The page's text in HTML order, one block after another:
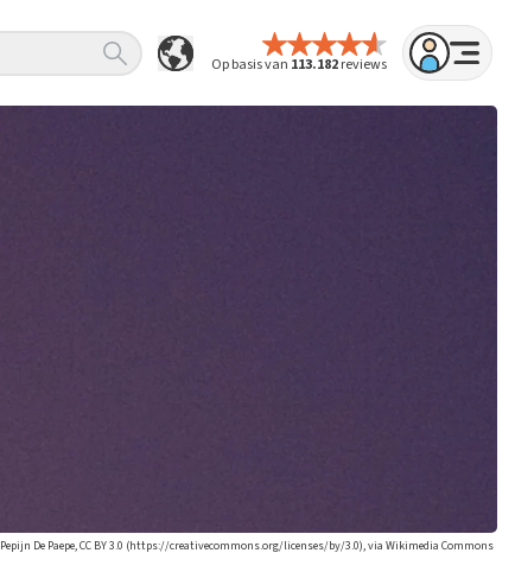
Op basis van 113.182reviews
De Paepe, CC BY 3.0 (https://creativecommons.org/licenses/by/3.0), via Wikimedia Commons